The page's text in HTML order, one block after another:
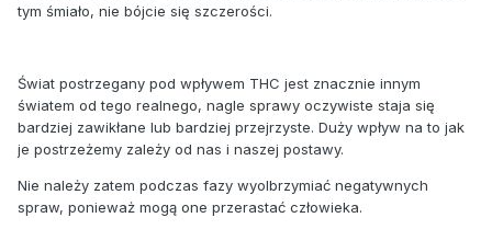
tym śmiało, nie bójcie się szczerości.
Świat postrzegany pod wpływem THC jest znacznie innym
światem od tego realnego, nagle sprawy oczywiste staja się
bardziej zawikłane lub bardziej przejrzyste. Duży wpływ na to jak
je postrzeżemy zależy od nas i naszej postawy.
Nie należy zatem podczas fazy wyolbrzymiać negatywnych
spraw, ponieważ mogą one przerastać człowieka.